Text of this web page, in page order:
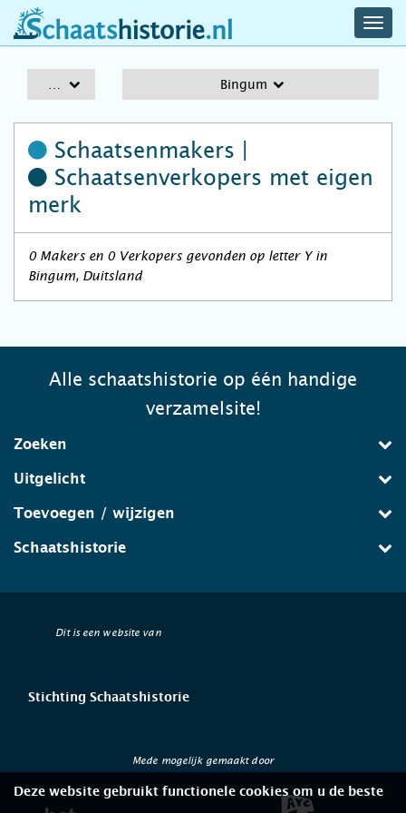
schaatshistorie.nl
Bingum
Schaatsenmakers |
Schaatsenverkopers met eigen
merk
0 Makers en 0 Verkopers gevonden op letter Y in
Bingum, Duitsland
Alle schaatshistorie op één handige
verzamelsite!
Zoeken
Uitgelicht
Toevoegen / wijzigen
Schaatshistorie
Dit is een website van
Stichting Schaatshistorie
Mede mogelijk gemaakt door
Deze website gebruikt functionele cookies om u de beste